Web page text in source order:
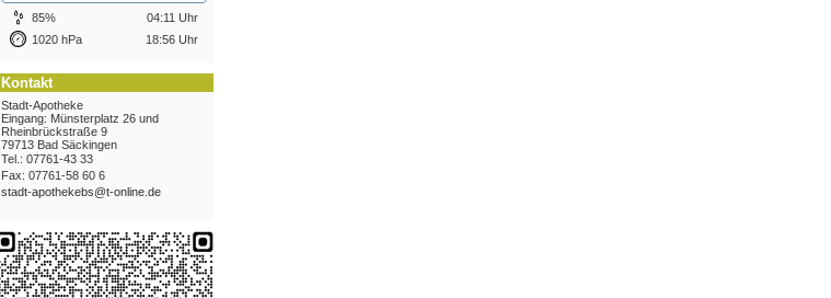
85%
04:11 Uhr
1020 hPa
18:56 Uhr
Kontakt
Stadt-Apotheke
Eingang: Münsterplatz 26 und
Rheinbrückstraße 9
79713 Bad Säckingen
Tel.: 07761-43 33
Fax: 07761-58 60 6
stadt-apothekebs@t-online.de